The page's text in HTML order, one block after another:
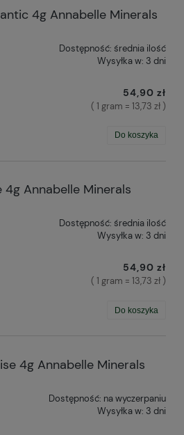
4g Annabelle Minerals
Dostępność: średnia ilość
Wysyłka w: 3 dni
54,90 zł
( 1 gram = 13,73 zł )
Do koszyka
4g Annabelle Minerals
Dostępność: średnia ilość
Wysyłka w: 3 dni
54,90 zł
( 1 gram = 13,73 zł )
Do koszyka
4g Annabelle Minerals
Dostępność: na wyczerpaniu
Wysyłka w: 3 dni